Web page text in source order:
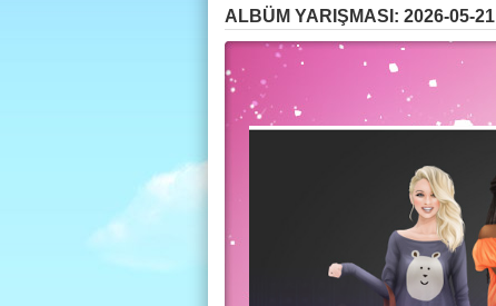
ALBÜM YARIŞMASI: 2026-05-21